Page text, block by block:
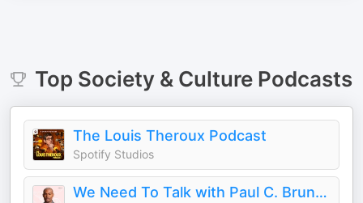
Top Society & CulturePodcasts
The Louis Theroux Podcast
Spotify Studios
We Need To Talk with Paul C. Brunson